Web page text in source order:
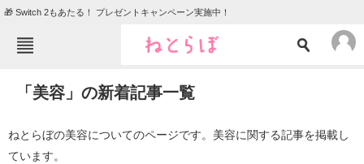
🎁 Switch 2もあたる！ プレゼントキャンペーン実施中！
TOP ニュース
グルメ
「美容」の新着記事一覧
ねとらぼの美容についてのページです。美容に関する記事を掲載し
ています。